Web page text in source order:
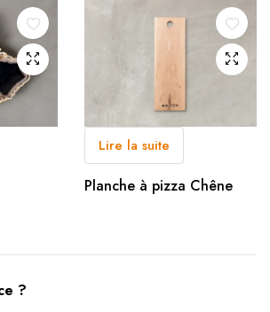
Lire la suite
Planche à pizza Chêne
?